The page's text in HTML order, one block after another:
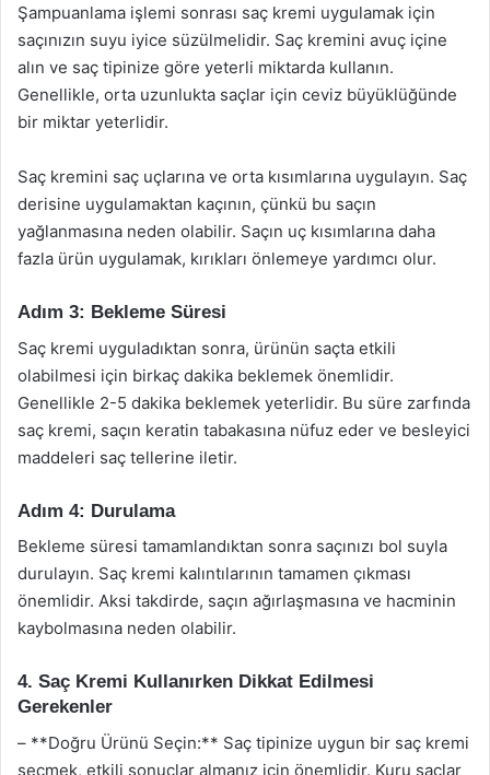
Şampuanlama işlemi sonrası saç kremi uygulamak için
saçınızın suyu iyice süzülmelidir. Saç kremini avuç içine
alın ve saç tipinize göre yeterli miktarda kullanın.
Genellikle, orta uzunlukta saçlar için ceviz büyüklüğünde
bir miktar yeterlidir.
Saç kremini saç uçlarına ve orta kısımlarına uygulayın. Saç
derisine uygulamaktan kaçının, çünkü bu saçın
yağlanmasına neden olabilir. Saçın uç kısımlarına daha
fazla ürün uygulamak, kırıkları önlemeye yardımcı olur.
Adım 3: Bekleme Süresi
Saç kremi uyguladıktan sonra, ürünün saçta etkili
olabilmesi için birkaç dakika beklemek önemlidir.
Genellikle 2-5 dakika beklemek yeterlidir. Bu süre zarfında
saç kremi, saçın keratin tabakasına nüfuz eder ve besleyici
maddeleri saç tellerine iletir.
Adım 4: Durulama
Bekleme süresi tamamlandıktan sonra saçınızı bol suyla
durulayın. Saç kremi kalıntılarının tamamen çıkması
önemlidir. Aksi takdirde, saçın ağırlaşmasına ve hacminin
kaybolmasına neden olabilir.
4. Saç Kremi Kullanırken Dikkat Edilmesi
Gerekenler
– **Doğru Ürünü Seçin:** Saç tipinize uygun bir saç kremi
seçmek, etkili sonuçlar almanız için önemlidir. Kuru saçlar